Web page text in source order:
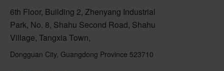
6th Floor, Building 2, Zhenyang Industrial
Park, No. 8, Shahu Second Road, Shahu
Village, Tangxia Town,
Dongguan City, Guangdong Province 523710